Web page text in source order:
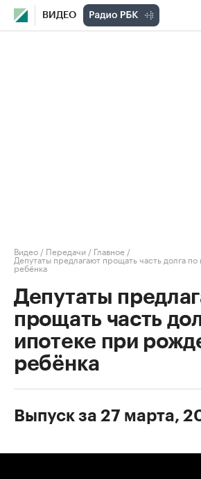
ВИДЕО
Видео / Передачи / Главное /
Депутаты предлагают прощать часть долга
ребёнка
Депутаты
прощать часть
ипотеке при
ребёнка
Выпуск за 27 марта,